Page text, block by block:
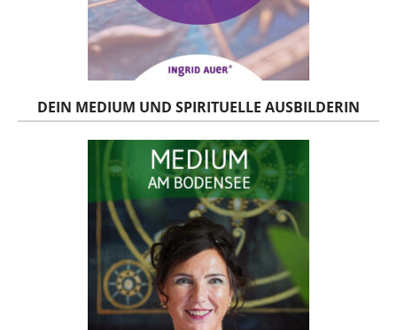
DEIN MEDIUM UND SPIRITUELLE AUSBILDERIN